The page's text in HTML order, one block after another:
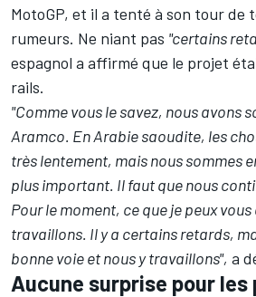
MotoGP, et il a tenté à son tour de
rumeurs. Ne niant pas "certains
espagnol a affirmé que le projet
rails.
"Comme vous le savez, nous avons
Aramco. En Arabie saoudite, les
très lentement, mais nous sommes
plus important. Il faut que nous
Pour le moment, ce que je peux
travaillons. Il y a certains retards,
bonne voie et nous y travaillons", a
Aucune surprise pour